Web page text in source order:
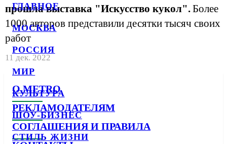
ГЛАВНОЕ
МОСКВА
РОССИЯ
МИР
КУЛЬТУРА
ШОУ-БИЗНЕС
СТИЛЬ ЖИЗНИ
прошла выставка "Искусство кукол".Более
1000 авторов представили десятки тысяч своих
работ
11 дек. 2022
О METRO
РЕКЛАМОДАТЕЛЯМ
СОГЛАШЕНИЯ И ПРАВИЛА